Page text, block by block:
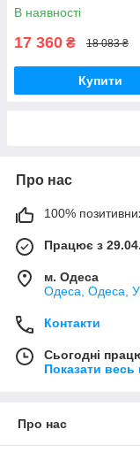
В наявності
17 360 ₴ 18 083 ₴
Купити
Про нас
100%
Працює з
м. Одеса
Одеса, Одеса,
Контакти
Сьогодні
Показати весь
Про нас